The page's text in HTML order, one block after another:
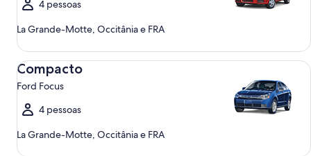
4 pessoas
La Grande-Motte, Occitânia e FRA
Compacto
Ford Focus
4 pessoas
La Grande-Motte, Occitânia e FRA
Compacto Ford Focus